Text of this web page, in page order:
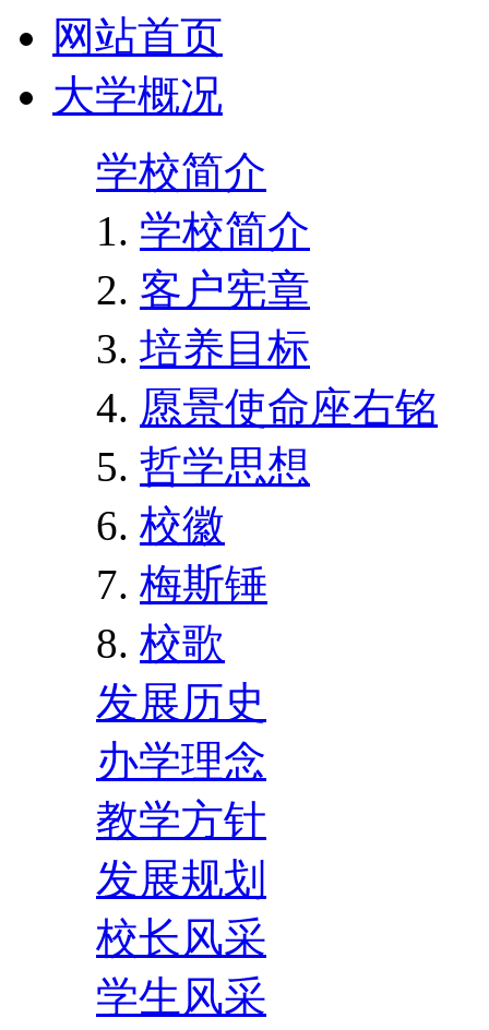
网站首页
大学概况
学校简介
学校简介
客户宪章
培养目标
愿景使命座右铭
哲学思想
校徽
梅斯锤
校歌
发展历史
办学理念
教学方针
发展规划
校长风采
学生风采